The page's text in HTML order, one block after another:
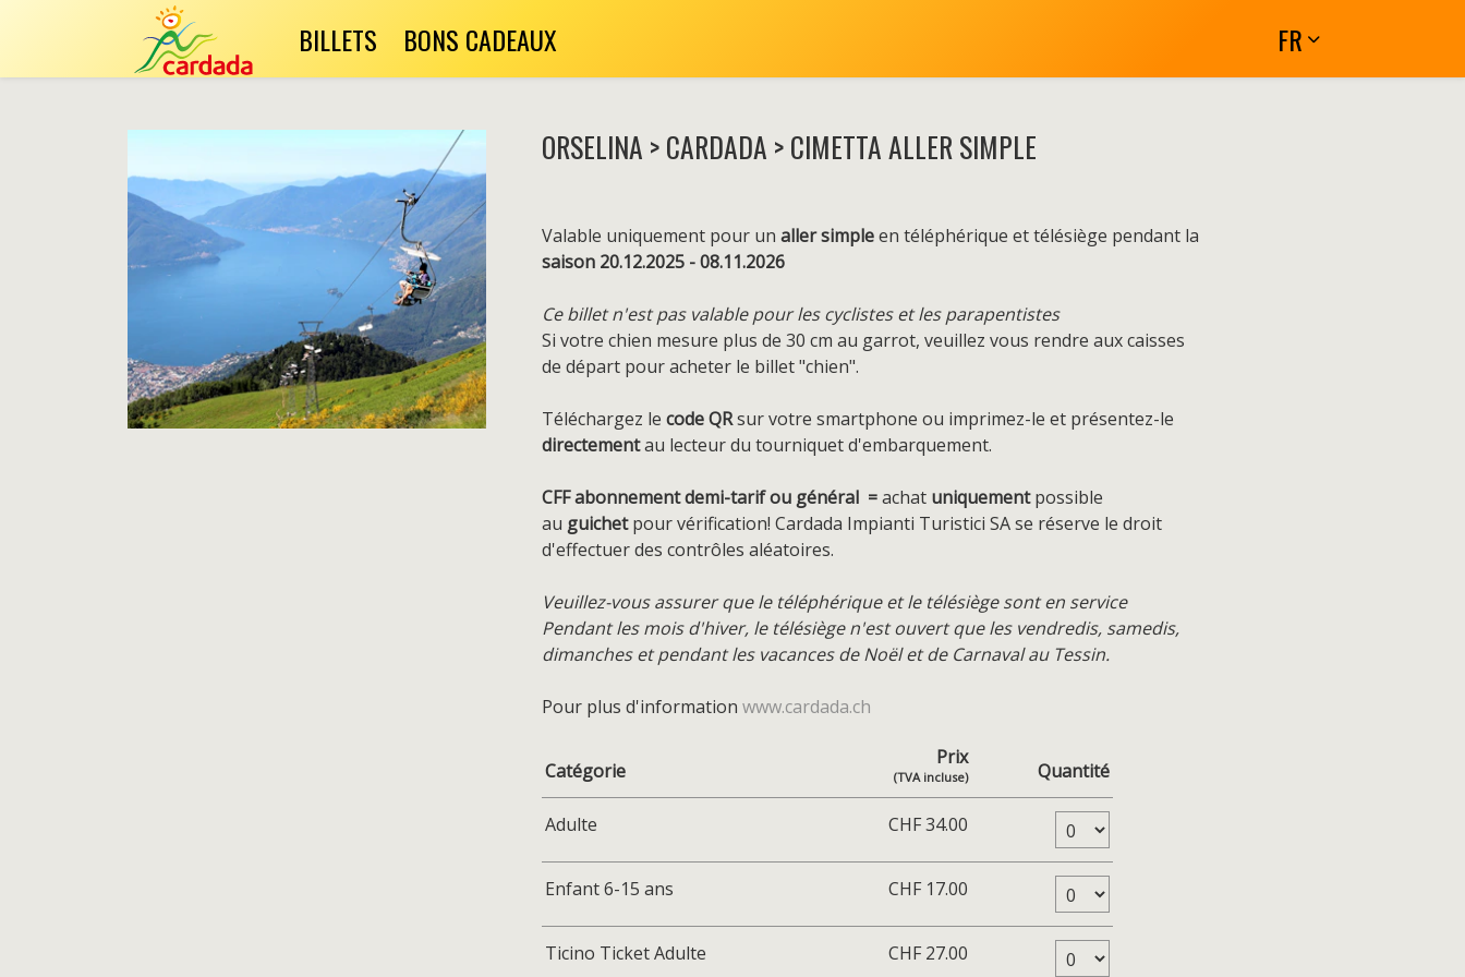
BILLETS BONS CADEAUX FR
ORSELINA > CARDADA > CIMETTA ALLER SIMPLE
Valable uniquement pour un aller simpleen téléphérique et télésiège pendant la
saison 20.12.2025 - 08.11.2026
Ce billet n'est pas valable pour les cyclistes et les parapentistes
Si votre chien mesure plus de 30 cm au garrot, veuillez vous rendre aux caisses
de départ pour acheter le billet "chien".
Téléchargez le code QRsur votre smartphone ou imprimez-le et présentez-le
directementau lecteur du tourniquet d'embarquement.
CFF abonnement demi-tarif ou général =achat uniquementpossible
au guichetpour vérification! Cardada Impianti Turistici SA se réserve le droit
d'effectuer des contrôles aléatoires.
Veuillez-vous assurer que le téléphérique et le télésiège sont en service
Pendant les mois d'hiver, le télésiège n'est ouvert que les vendredis, samedis,
dimanches et pendant les vacances de Noël et de Carnaval au Tessin.
Pour plus d'information www.cardada.ch
Catégorie
Prix
(TVA incluse) Quantité
Adulte CHF 34.00 Nombre de billets Adulte
Enfant 6-15 ans CHF 17.00 Nombre de billets Enfant 6-15 ans
Ticino Ticket Adulte CHF 27.00 Nombre de billets Ticino Ticket Adulte